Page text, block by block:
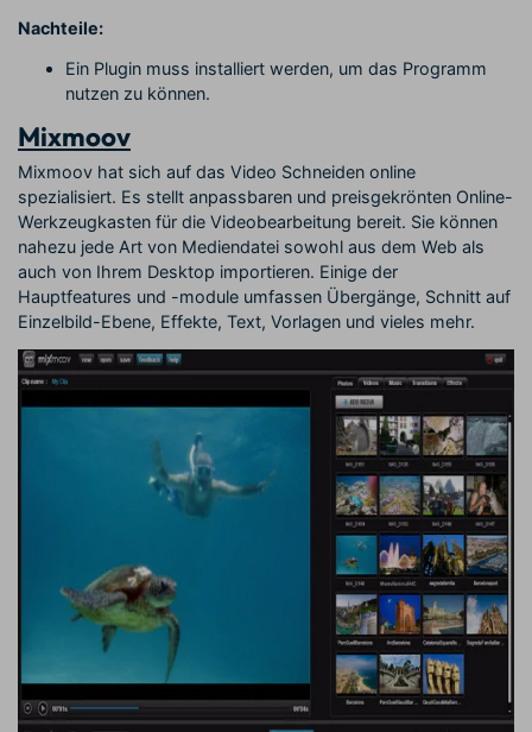
Nachteile:
Ein Plugin muss installiert werden, um das Programm
nutzen zu können.
Mixmoov
Mixmoov hat sich auf das Video Schneiden online
spezialisiert. Es stellt anpassbaren und preisgekrönten Online-
Werkzeugkasten für die Videobearbeitung bereit. Sie können
nahezu jede Art von Mediendatei sowohl aus dem Web als
auch von Ihrem Desktop importieren. Einige der
Hauptfeatures und -module umfassen Übergänge, Schnitt auf
Einzelbild-Ebene, Effekte, Text, Vorlagen und vieles mehr.